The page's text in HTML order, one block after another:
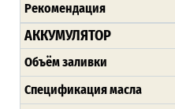
Рекомендация
АККУМУЛЯТОР
Объём заливки
Спецификация масла